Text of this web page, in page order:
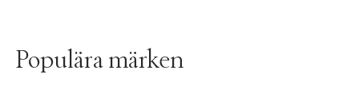
Populära märken